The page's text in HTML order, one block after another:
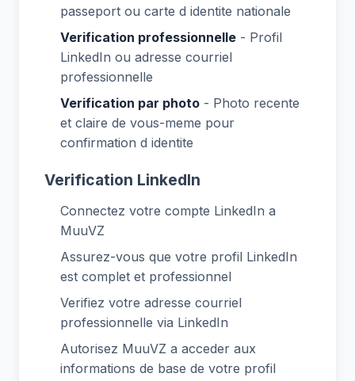
passeport ou carte d identite nationale
Verification professionnelle - Profil
LinkedIn ou adresse courriel
professionnelle
Verification par photo - Photo recente
et claire de vous-meme pour
confirmation d identite
Verification LinkedIn
Connectez votre compte LinkedIn a
MuuVZ
Assurez-vous que votre profil LinkedIn
est complet et professionnel
Verifiez votre adresse courriel
professionnelle via LinkedIn
Autorisez MuuVZ a acceder aux
informations de base de votre profil